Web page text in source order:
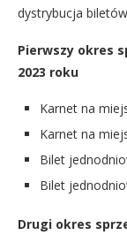
dystrybucja
Pierwszy okres
2023 roku
Karnet na
Karnet na
Bilet
Bilet
Drugi okres